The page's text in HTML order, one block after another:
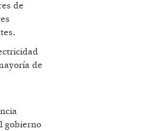
de
de
gobierno